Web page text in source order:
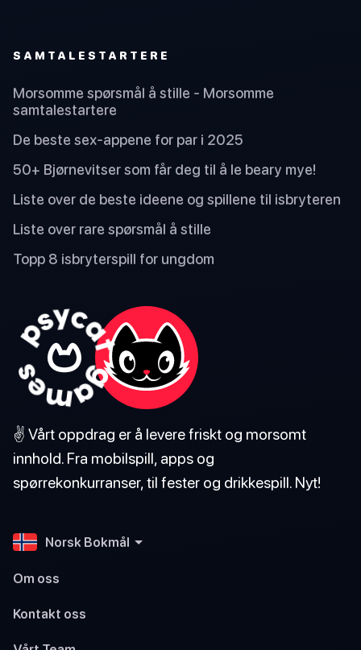
SAMTALESTARTERE
Morsomme spørsmål å stille - Morsomme
samtalestartere
De beste sex-appene for par i 2025
50+ Bjørnevitser som får deg til å le beary mye!
Liste over de beste ideene og spillene til isbryteren
Liste over rare spørsmål å stille
Topp 8 isbryterspill for ungdom
✌️ Vårt oppdrag er å levere friskt og morsomt
innhold. Fra mobilspill, apps og
spørrekonkurranser, til fester og drikkespill. Nyt!
Norsk Bokmål
Om oss
Kontakt oss